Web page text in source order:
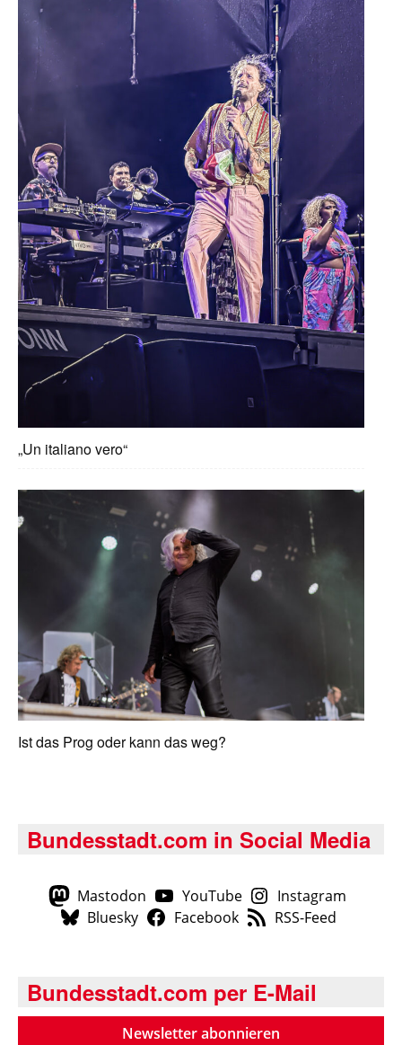
„Un italiano vero“
Ist das Prog oder kann das weg?
Bundesstadt.com in Social Media
Mastodon YouTube
Instagram
Bluesky
Facebook RSS-Feed
Bundesstadt.com per E-Mail
Newsletter abonnieren